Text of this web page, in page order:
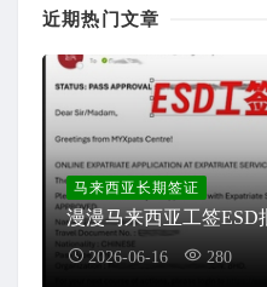
近期热门文章
马来西亚长期签证
漫漫马来西亚工签ESD
2026-06-16 280